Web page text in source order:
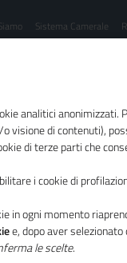
Sistema Camerale
sulla transizione
analitici anonimizzati.
visione di contenuti),
di terze parti che
i cookie di
in ogni momento
e, dopo aver
le scelte.